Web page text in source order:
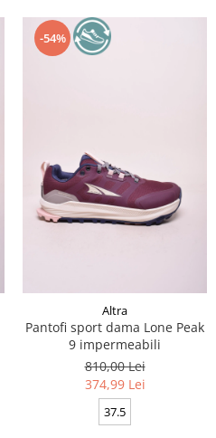
-54%
Altra
Pantofi sport dama Lone Peak
9 impermeabili
810,00 Lei
374,99 Lei
37.5